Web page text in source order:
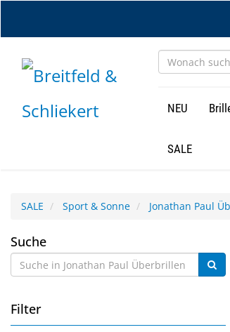
NEU
SALE
SALE Sport & Sonne Jonathan Paul
Jonathan
Paul
Überbrillen
Suche
Filter